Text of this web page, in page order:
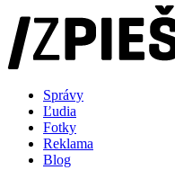
Správy
Ľudia
Fotky
Reklama
Blog